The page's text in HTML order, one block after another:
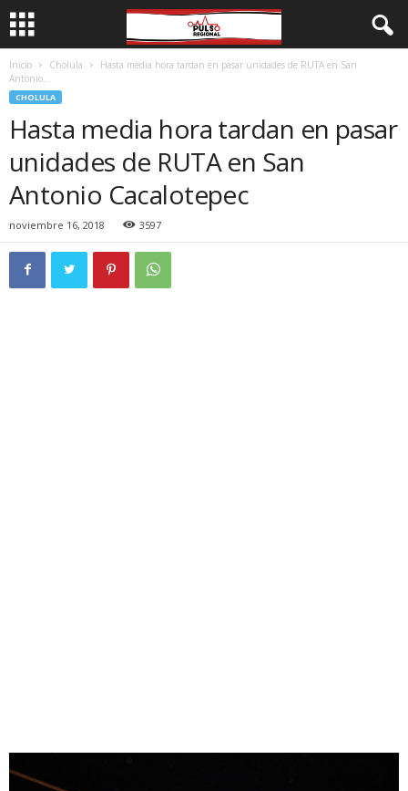
Inicio Cholula
Hasta media hora tardan en pasar unidades de RUTA en San
Antonio...
CHOLULA
Hasta media hora tardan en pasar
unidades de RUTA en San
Antonio Cacalotepec
noviembre 16, 2018 3597